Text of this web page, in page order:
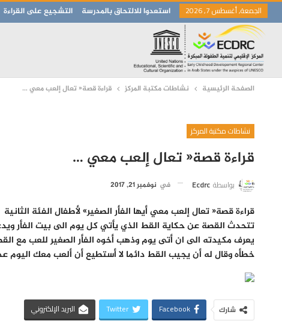
الجمعة, أغسطس 7, 2026 استعدوا للالتحاق بالمدرسة التشجيع على القراءة
الصفحة الرئيسية نشاطات مكتبة المركز قراءة قصة« تعال إلعب معي …
نشاطات مكتبة المركز
قراءة قصة« تعال إلعب معي …
بواسطة Ecdrc في نوفمبر 21, 2017
قراءة قصة« تعال إلعب معي أيها الفأر الصغير» لأطفال الفئة الثانية
تتحدث القصة عن حكاية القط الذي يأتي كل يوم الى بيت الفأر
يعرف مكيدته الى ان أتى يوم وذهب أخوه الفأر الصغير للعب مع
خطأه وقال له أن يجيب القط دائما لا أستطيع أن ألعب معك اليوم
شارك Facebook
Twitter البريد الإلكتروني